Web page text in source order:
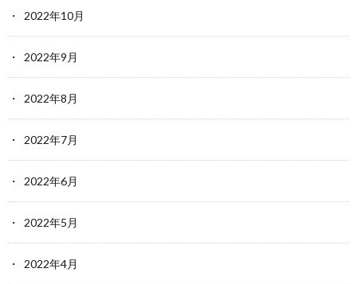
2022年10月
2022年9月
2022年8月
2022年7月
2022年6月
2022年5月
2022年4月